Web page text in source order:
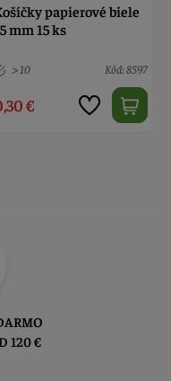
papierové
8 ks Kód: 130
€
DNÍ